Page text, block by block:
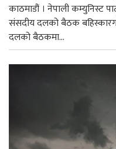
काठमाडौं । नेपाली कम्युनिस्ट
संसदीय दलको बैठक
दलको बैठकमा...